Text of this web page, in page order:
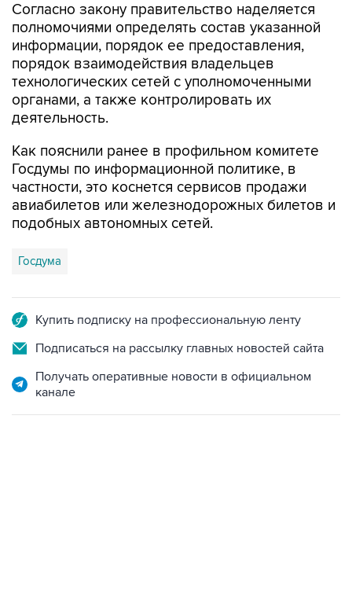
Согласно закону правительство наделяется
полномочиями определять состав указанной
информации, порядок ее предоставления,
порядок взаимодействия владельцев
технологических сетей с уполномоченными
органами, а также контролировать их
деятельность.
Как пояснили ранее в профильном комитете
Госдумы по информационной политике, в
частности, это коснется сервисов продажи
авиабилетов или железнодорожных билетов и
подобных автономных сетей.
Госдума
Купить подписку на профессиональную ленту
Подписаться на рассылку главных новостей сайта
Получать оперативные новости в официальном
канале